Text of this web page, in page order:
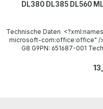
DL380 DL385 DL560
Technische Daten
microsoft-com:office:office" />
G8 G9PN: 651687-001
Kompatibilität HP G8 G9
BL465c Gen8, BL660c Gen8,
Gen9, BL460c Gen9, BL465c